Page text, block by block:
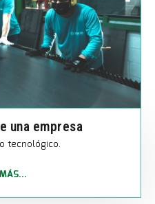
una empresa
tecnológico.